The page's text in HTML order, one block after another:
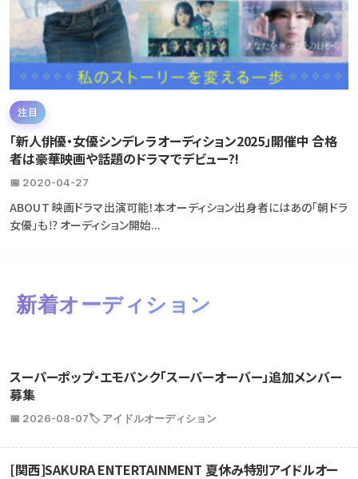
注目
「新人俳優・女優シンデレラオーディション2025」開催中 合格
者は豪華映画や話題のドラマでデビュー?!
📅 2020-04-27
ABOUT 映画ドラマ出演可能！本オーディション出身者にはあの「朝ドラ
女優」も⁉ オーディション開始...
新着オーディション
スーパーポップ・エモパンク「スーパーオーバー」追加メンバー
募集
📅 2026-08-07🏷️ アイドルオーディション
[関西]SAKURA ENTERTAINMENT 夏休み特別アイドルオー